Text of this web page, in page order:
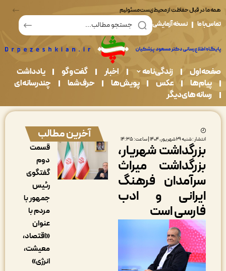
قبال حفاظت از محیط زیست مسئولیم
نسخه آزمایشی
زندگی نامه اخبار گفت و گو
یادداشت
ها
عکس پویش ها حرف شما
چندرسانه ای
های دیگر
: شنبه ۲۹ شهریور, ۱۴۰۴ | ساعت: ۱۴:۳۵
شهریار،
میراث
فرهنگ
و ادب
است
آخرین مطالب
قسمت
دوم
گفتگوی
جمهور با
«اقتصاد،
معیشت،